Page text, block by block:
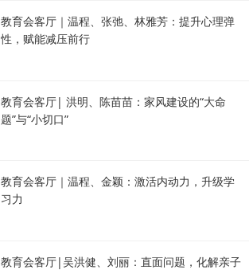
教育会客厅｜温程、张弛、林雅芳：提升心理弹
性，赋能减压前行
教育会客厅| 洪明、陈苗苗：家风建设的“大命
题”与“小切口”
教育会客厅｜温程、金颖：激活内动力，升级学
习力
教育会客厅|吴洪健、刘丽：直面问题，化解亲子